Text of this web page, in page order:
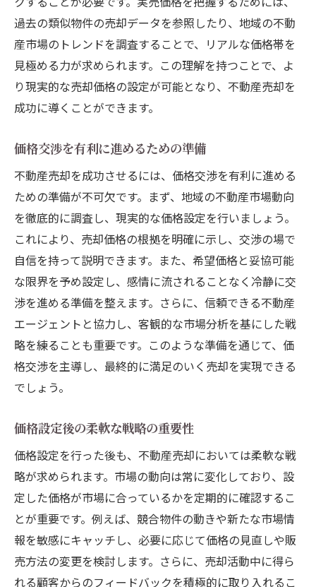
過去の類似物件の売却データを参照したり、地域の不動
産市場のトレンドを調査することで、リアルな価格帯を
見極める力が求められます。この理解を持つことで、よ
り現実的な売却価格の設定が可能となり、不動産売却を
成功に導くことができます。
価格交渉を有利に進めるための準備
不動産売却を成功させるには、価格交渉を有利に進める
ための準備が不可欠です。まず、地域の不動産市場動向
を徹底的に調査し、現実的な価格設定を行いましょう。
これにより、売却価格の根拠を明確に示し、交渉の場で
自信を持って説明できます。また、希望価格と妥協可能
な限界を予め設定し、感情に流されることなく冷静に交
渉を進める準備を整えます。さらに、信頼できる不動産
エージェントと協力し、客観的な市場分析を基にした戦
略を練ることも重要です。このような準備を通じて、価
格交渉を主導し、最終的に満足のいく売却を実現できる
でしょう。
価格設定後の柔軟な戦略の重要性
価格設定を行った後も、不動産売却においては柔軟な戦
略が求められます。市場の動向は常に変化しており、設
定した価格が市場に合っているかを定期的に確認するこ
とが重要です。例えば、競合物件の動きや新たな市場情
報を敏感にキャッチし、必要に応じて価格の見直しや販
売方法の変更を検討します。さらに、売却活動中に得ら
れる顧客からのフィードバックを積極的に取り入れるこ